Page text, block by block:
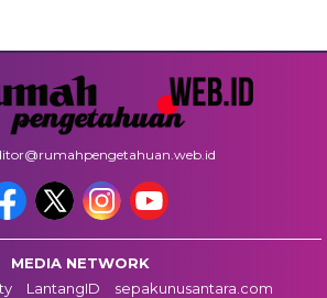
MEDIA NETWORK
LantangID
sepakunusantara.com